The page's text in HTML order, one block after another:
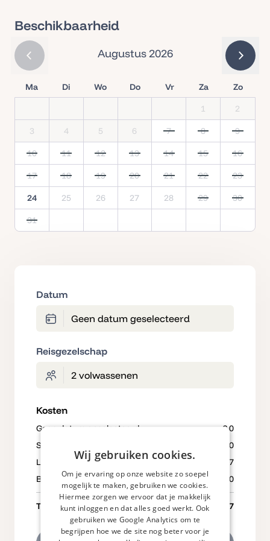
Beschikbaarheid
Augustus 2026
Ma Di Wo Do Vr Za
Zo
1
2
3 4 5 6 7 8 9
10 11 12 13 14 15 16
17 18 19 20 21 22 23
24 25 26 27 28 29 30
31
Datum
Geen datum geselecteerd
Reisgezelschap
2 volwassenen
Kosten
Geen datum geselecteerd
€ 0
Schoonmaak kosten
€ 40
Linnen pakket (bed, bad en keuken linnen)
€ 37
Borg
€ 40
Totaal € 117
Wij gebruiken cookies.
Om je ervaring op onze website zo soepel
mogelijk te maken, gebruiken we cookies.
Hiermee zorgen we ervoor dat je makkelijk
kunt inloggen en dat alles goed werkt. Ook
gebruiken we Google Analytics om te
begrijpen hoe we de site nog beter voor je